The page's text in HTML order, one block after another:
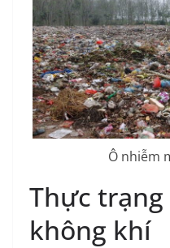
Ô nhiễm
Thực
không khí